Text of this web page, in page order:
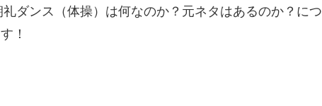
ダンス（体操）は何なのか？元ネタはあるのか？につ
！